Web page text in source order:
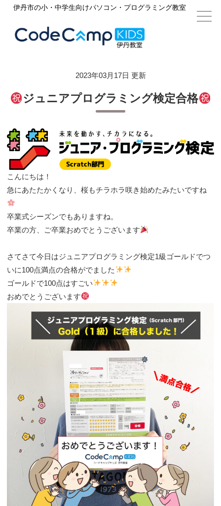
伊丹市の小・中学生向けパソコン・プログラミング教室
2023年03月17日 更新
ジュニアプログラミング検定合格
こんにちは！
急にあたたかくなり、桜もチラホラ咲き始めたみたいですね
卒業式シーズンでもありますね。
卒業の方、ご卒業おめでとうございます
さてさて今日はジュニアプログラミング検定1級ゴールドでつ
いに100点満点の合格がでました
ゴールドで100点はすごい
おめでとうございます